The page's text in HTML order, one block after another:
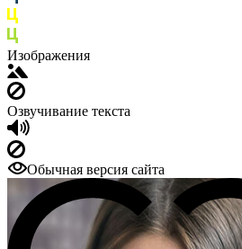
Изображения
Озвучивание текста
Обычная версия сайта